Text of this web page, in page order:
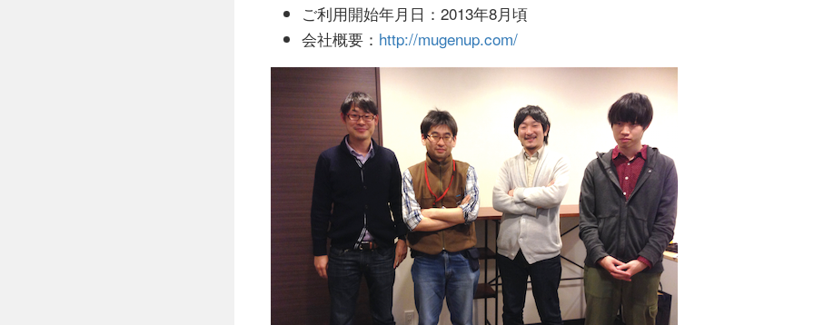
ご利用開始年月日：2013年8月頃
会社概要： http://mugenup.com/